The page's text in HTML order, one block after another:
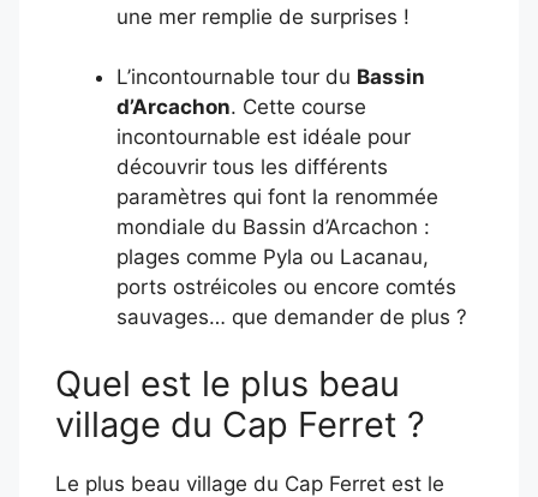
une mer remplie de surprises !
L’incontournable tour du Bassin
d’Arcachon. Cette course
incontournable est idéale pour
découvrir tous les différents
paramètres qui font la renommée
mondiale du Bassin d’Arcachon :
plages comme Pyla ou Lacanau,
ports ostréicoles ou encore comtés
sauvages… que demander de plus ?
Quel est le plus beau
village du Cap Ferret ?
Le plus beau village du Cap Ferret est le